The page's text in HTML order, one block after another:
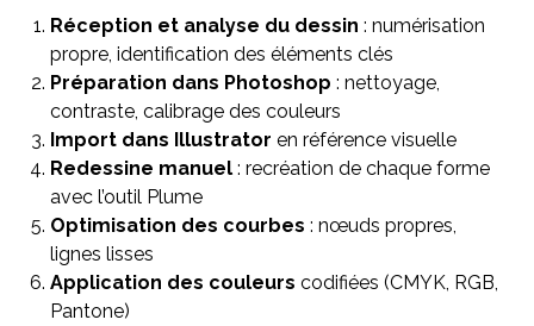
Réception et analyse du dessin : numérisation
propre, identification des éléments clés
Préparation dans Photoshop : nettoyage,
contraste, calibrage des couleurs
Import dans Illustrator en référence visuelle
Redessine manuel : recréation de chaque forme
avec l’outil Plume
Optimisation des courbes : nœuds propres,
lignes lisses
Application des couleurs codifiées (CMYK, RGB,
Pantone)